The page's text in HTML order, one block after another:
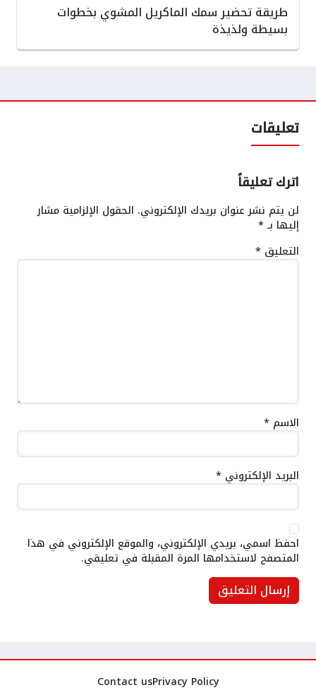
طريقة تحضير سمك الماكريل المشوي بخطوات
بسيطة ولذيذة
تعليقات
اترك تعليقاً
لن يتم نشر عنوان بريدك الإلكتروني. الحقول الإلزامية مشار
إليها بـ*
التعليق *
الاسم *
البريد الإلكتروني *
احفظ اسمي، بريدي الإلكتروني، والموقع الإلكتروني في هذا
المتصفح لاستخدامها المرة المقبلة في تعليقي.
Privacy Policy
Contact us